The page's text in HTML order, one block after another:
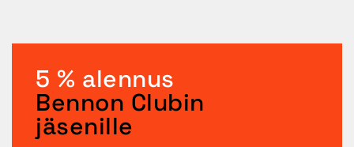
5 % alennus
Bennon Clubin
jäsenille